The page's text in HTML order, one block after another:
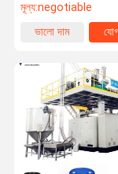
মূল্য:negotiable
ভালো দাম